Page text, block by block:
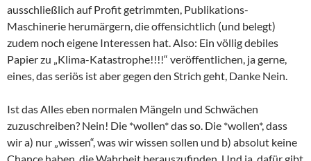
ausschließlich auf Profit getrimmten, Publikations-
Maschinerie herumärgern, die offensichtlich (und belegt)
zudem noch eigene Interessen hat. Also: Ein völlig debiles
Papier zu „Klima-Katastrophe!!!!“ veröffentlichen, ja gerne,
eines, das seriös ist aber gegen den Strich geht, Danke Nein.
Ist das Alles eben normalen Mängeln und Schwächen
zuzuschreiben? Nein! Die *wollen* das so. Die *wollen*, dass
wir a) nur „wissen“, was wir wissen sollen und b) absolut keine